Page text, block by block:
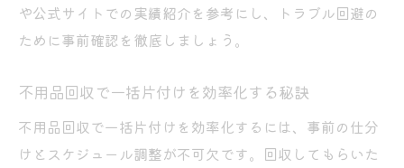
や公式サイトでの実績紹介を参考にし、トラブル回避の
ために事前確認を徹底しましょう。
不用品回収で一括片付けを効率化する秘訣
不用品回収で一括片付けを効率化するには、事前の仕分
けとスケジュール調整が不可欠です。回収してもらいた